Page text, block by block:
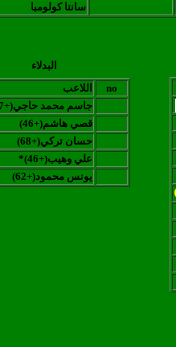
سانتا كولومبا
البدلاء
اللاعب
no
جاسم محمد حاجي(+57
(
قصي هاشم(
+46
(
حسان تركي(+68
*(
علي وهيب(
+46
(
يونس محمود(+62